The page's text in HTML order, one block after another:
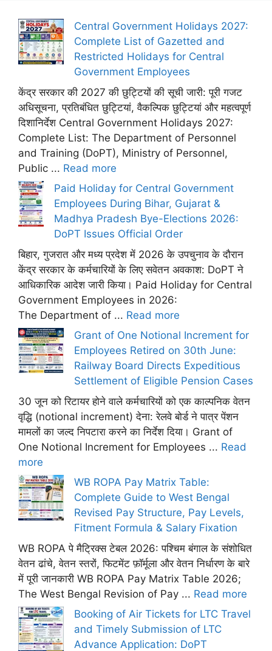
Central Government Holidays 2027:
Complete List of Gazetted and
Restricted Holidays for Central
Government Employees
केंद्र सरकार की 2027 की छुट्टियों की सूची जारी: पूरी गजट
अधिसूचना, प्रतिबंधित छुट्टियां, वैकल्पिक छुट्टियां और महत्वपूर्ण
दिशानिर्देश Central Government Holidays 2027:
Complete List: The Department of Personnel
and Training (DoPT), Ministry of Personnel,
Public ... Read more
Paid Holiday for Central Government
Employees During Bihar, Gujarat &
Madhya Pradesh Bye-Elections 2026:
DoPT Issues Official Order
बिहार, गुजरात और मध्य प्रदेश में 2026 के उपचुनाव के दौरान
केंद्र सरकार के कर्मचारियों के लिए सवेतन अवकाश: DoPT ने
आधिकारिक आदेश जारी किया। Paid Holiday for Central
Government Employees in 2026:
The Department of ... Read more
Grant of One Notional Increment for
Employees Retired on 30th June:
Railway Board Directs Expeditious
Settlement of Eligible Pension Cases
30 जून को रिटायर होने वाले कर्मचारियों को एक काल्पनिक वेतन
वृद्धि (notional increment) देना: रेलवे बोर्ड ने पात्र पेंशन
मामलों का जल्द निपटारा करने का निर्देश दिया। Grant of
One Notional Increment for Employees ... Read
more
WB ROPA Pay Matrix Table:
Complete Guide to West Bengal
Revised Pay Structure, Pay Levels,
Fitment Formula & Salary Fixation
WB ROPA पे मैट्रिक्स टेबल 2026: पश्चिम बंगाल के संशोधित
वेतन ढांचे, वेतन स्तरों, फिटमेंट फ़ॉर्मूला और वेतन निर्धारण के बारे
में पूरी जानकारी WB ROPA Pay Matrix Table 2026;
The West Bengal Revision of Pay ... Read more
Booking of Air Tickets for LTC Travel
and Timely Submission of LTC
Advance Application: DoPT